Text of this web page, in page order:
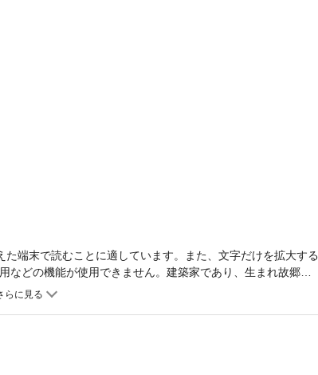
端末で読むことに適しています。また、文字だけを拡大する
どの機能が使用できません。建築家であり、生まれ故郷岡
さんの２冊目の随想＆スケッチ集。